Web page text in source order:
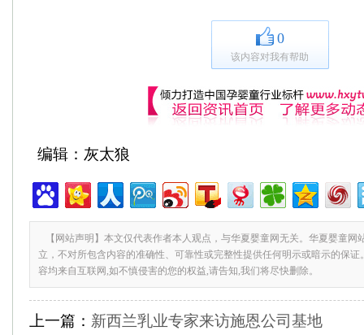
0
该内容对我有帮助
编辑：灰太狼
【网站声明】本文仅代表作者本人观点，与华夏婴童网无关。华夏婴童网
立，不对所包含内容的准确性、可靠性或完整性提供任何明示或暗示的保
容均来自互联网,如不慎侵害的您的权益,请告知,我们将尽快删除。
上一篇： 新西兰乳业专家来访施恩公司基地